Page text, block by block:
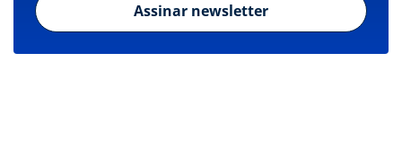
Assinar newsletter